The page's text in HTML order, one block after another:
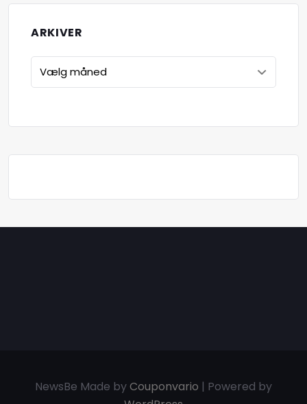
ARKIVER
Arkiver
NewsBe Made byCouponvario | Powered by